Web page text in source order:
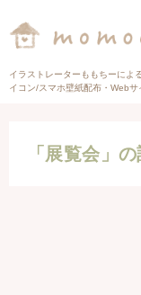
イラストレーターももちーによ
イコン/スマホ壁紙配布・Webサ
「展覧会」